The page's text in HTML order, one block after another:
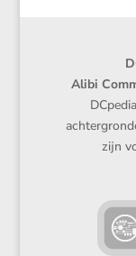
Alibi
zijn